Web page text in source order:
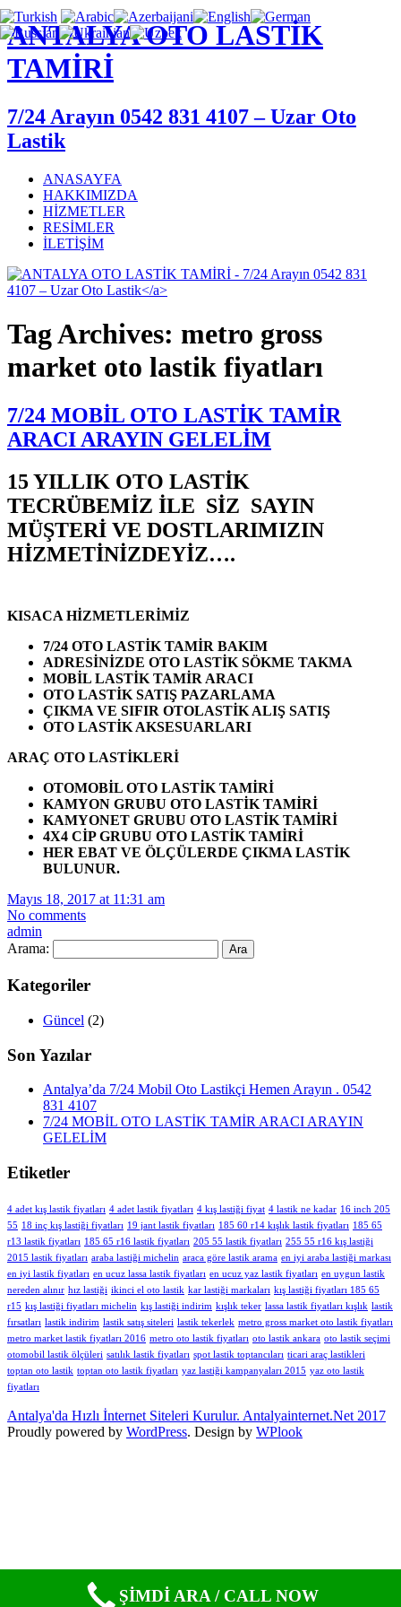
ANTALYA OTO LASTİK
TAMİRİ
7/24 Arayın 0542 831 4107 – Uzar Oto
Lastik
ANASAYFA
HAKKIMIZDA
HİZMETLER
RESİMLER
İLETİŞİM
Tag Archives: metro gross
market oto lastik fiyatları
7/24 MOBİL OTO LASTİK TAMİR
ARACI ARAYIN GELELİM
15 YILLIK OTO LASTİK
TECRÜBEMİZ İLE SİZ SAYIN
MÜŞTERİ VE DOSTLARIMIZIN
HİZMETİNİZDEYİZ….
KISACA HİZMETLERİMİZ
7/24 OTO LASTİK TAMİR BAKIM
ADRESİNİZDE OTO LASTİK SÖKME TAKMA
MOBİL LASTİK TAMİR ARACI
OTO LASTİK SATIŞ PAZARLAMA
ÇIKMA VE SIFIR OTOLASTİK ALIŞ SATIŞ
OTO LASTİK AKSESUARLARI
ARAÇ OTO LASTİKLERİ
OTOMOBİL OTO LASTİK TAMİRİ
KAMYON GRUBU OTO LASTİK TAMİRİ
KAMYONET GRUBU OTO LASTİK TAMİRİ
4X4 CİP GRUBU OTO LASTİK TAMİRİ
HER EBAT VE ÖLÇÜLERDE ÇIKMA LASTİK
BULUNUR.
Mayıs 18, 2017 at 11:31 am
No comments
admin
Arama:
Kategoriler
Güncel (2)
Son Yazılar
Antalya’da 7/24 Mobil Oto Lastikçi Hemen Arayın . 0542
831 4107
7/24 MOBİL OTO LASTİK TAMİR ARACI ARAYIN
GELELİM
Etiketler
4 adet kış lastik fiyatları 4 adet lastik fiyatları 4 kış lastiği fiyat 4 lastik ne kadar 16 inch 205
55 18 inç kış lastiği fiyatları 19 jant lastik fiyatları 185 60 r14 kışlık lastik fiyatları 185 65
r13 lastik fiyatları 185 65 r16 lastik fiyatları 205 55 lastik fiyatları 255 55 r16 kış lastiği
2015 lastik fiyatları araba lastiği michelin araca göre lastik arama en iyi araba lastiği markası
en iyi lastik fiyatları en ucuz lassa lastik fiyatları en ucuz yaz lastik fiyatları en uygun lastik
nereden alınır hız lastiği ikinci el oto lastik kar lastiği markaları kış lastiği fiyatları 185 65
r15 kış lastiği fiyatları michelin kış lastiği indirim kışlık teker lassa lastik fiyatları kışlık lastik
fırsatları lastik indirim lastik satış siteleri lastik tekerlek metro gross market oto lastik fiyatları
metro market lastik fiyatları 2016 metro oto lastik fiyatları oto lastik ankara oto lastik seçimi
otomobil lastik ölçüleri satılık lastik fiyatları spot lastik toptancıları ticari araç lastikleri
toptan oto lastik toptan oto lastik fiyatları yaz lastiği kampanyaları 2015 yaz oto lastik
fiyatları
Antalya'da Hızlı İnternet Siteleri Kurulur. Antalyainternet.Net 2017
Proudly powered by WordPress. Design by WPlook
ŞİMDİ ARA / CALL NOW